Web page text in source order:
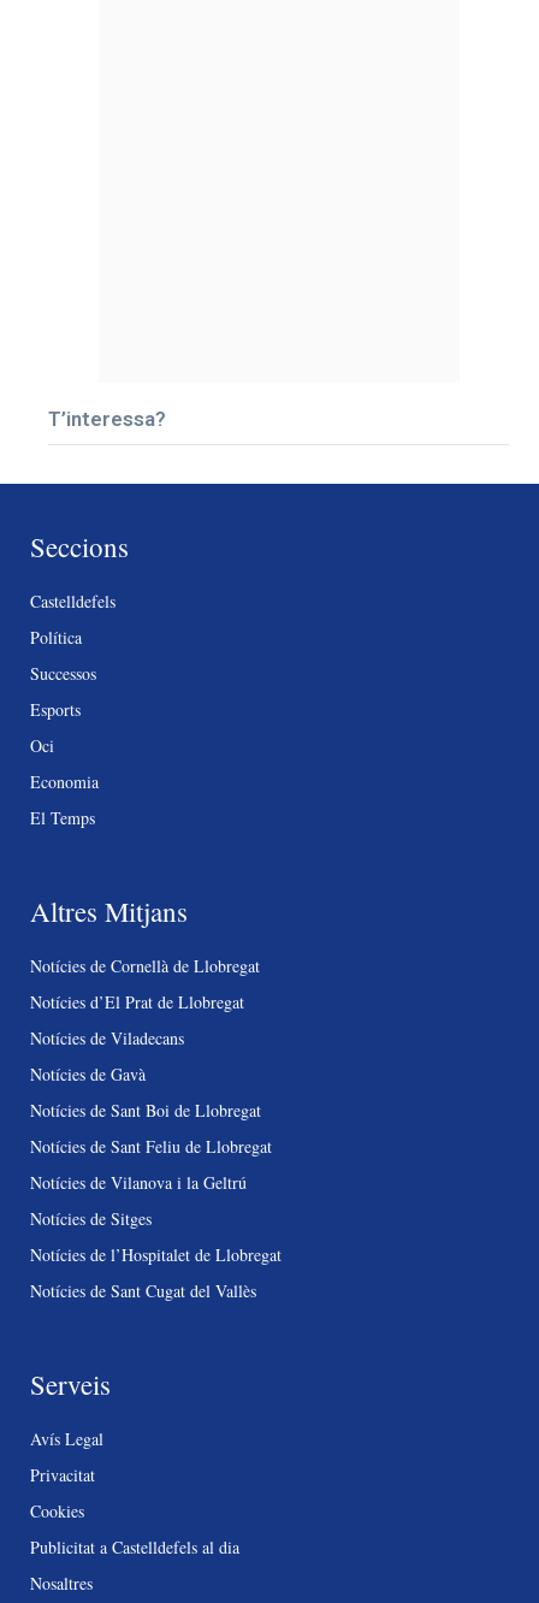
T’interessa?
Seccions
Castelldefels
Política
Successos
Esports
Oci
Economia
El Temps
Altres Mitjans
Notícies de Cornellà de Llobregat
Notícies d’El Prat de Llobregat
Notícies de Viladecans
Notícies de Gavà
Notícies de Sant Boi de Llobregat
Notícies de Sant Feliu de Llobregat
Notícies de Vilanova i la Geltrú
Notícies de Sitges
Notícies de l’Hospitalet de Llobregat
Notícies de Sant Cugat del Vallès
Serveis
Avís Legal
Privacitat
Cookies
Publicitat a Castelldefels al dia
Nosaltres